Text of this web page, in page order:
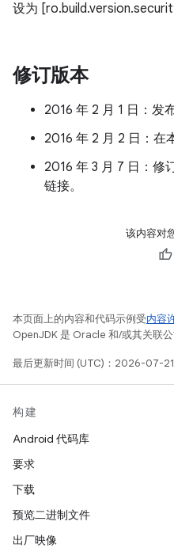
设为
修订版本
2016 年 2 月 1 日：发
2016 年 2 月 2 日：在
2016 年 3 月 7 日：修
链接。
该内容对
本页面上的内容和代码示例受内容
OpenJDK 是 Oracle 和/或其关联公
最后更新时间 (UTC)：2026-07-21
构建
Android 代码库
要求
下载
预览二进制文件
出厂映像